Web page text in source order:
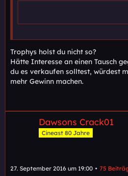
Trophys holst du nicht so?
Hätte Interesse an einen Tausch
du es verkaufen solltest, würdest
mehr Gewinn machen.
Dawsons Crack01
Cineast 80 Jahre
27. September 2016 um 19:00 75